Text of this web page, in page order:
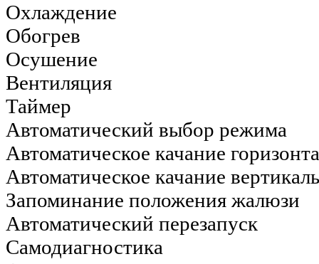
Охлаждение
Обогрев
Осушение
Вентиляция
Таймер
Автоматический выбор режима
Автоматическое качание
Автоматическое качание
Запоминание положения жалюзи
Автоматический перезапуск
Самодиагностика